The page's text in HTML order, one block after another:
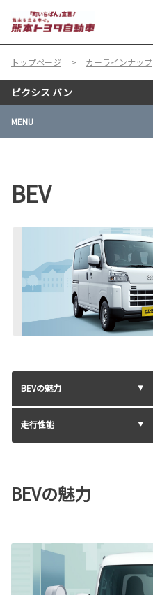
トップページ カーラインナップ
ピクシス バン
MENU
BEV
BEVの魅力
走行性能
BEVの魅力